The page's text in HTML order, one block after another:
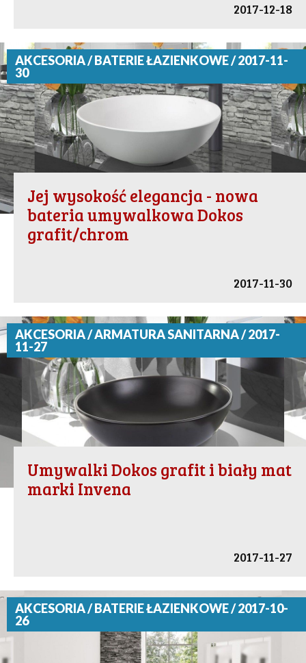
2017-12-18
AKCESORIA / BATERIE ŁAZIENKOWE / 2017-11-
30
Jej wysokość elegancja - nowa
bateria umywalkowa Dokos
grafit/chrom
2017-11-30
AKCESORIA / ARMATURA SANITARNA / 2017-
11-27
Umywalki Dokos grafit i biały mat
marki Invena
2017-11-27
AKCESORIA / BATERIE ŁAZIENKOWE / 2017-10-
26